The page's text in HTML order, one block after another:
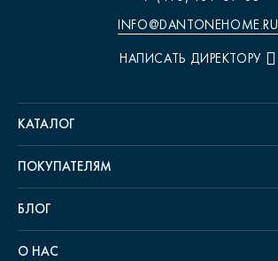
INFO@DANTONEHOME.RU
НАПИСАТЬ ДИРЕКТОРУ
КАТАЛОГ
ПОКУПАТЕЛЯМ
БЛОГ
О НАС